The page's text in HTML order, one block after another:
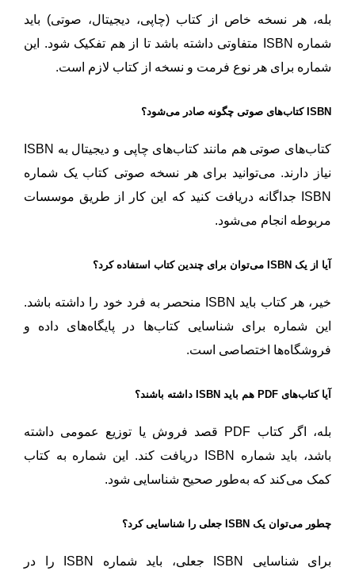
بله، هر نسخه خاص از کتاب (چاپی، دیجیتال، صوتی) باید
شماره ISBN متفاوتی داشته باشد تا از هم تفکیک شود. این
شماره برای هر نوع فرمت و نسخه از کتاب لازم است.
ISBN کتاب‌های صوتی چگونه صادر می‌شود؟
کتاب‌های صوتی هم مانند کتاب‌های چاپی و دیجیتال به ISBN
نیاز دارند. می‌توانید برای هر نسخه صوتی کتاب یک شماره
ISBN جداگانه دریافت کنید که این کار از طریق موسسات
مربوطه انجام می‌شود.
آیا از یک ISBN می‌توان برای چندین کتاب استفاده کرد؟
خیر، هر کتاب باید ISBN منحصر به فرد خود را داشته باشد.
این شماره برای شناسایی کتاب‌ها در پایگاه‌های داده و
فروشگاه‌ها اختصاصی است.
آیا کتاب‌های PDF هم باید ISBN داشته باشند؟
بله، اگر کتاب PDF قصد فروش یا توزیع عمومی داشته
باشد، باید شماره ISBN دریافت کند. این شماره به کتاب
کمک می‌کند که به‌طور صحیح شناسایی شود.
چطور می‌توان یک ISBN جعلی را شناسایی کرد؟
برای شناسایی ISBN جعلی، باید شماره ISBN را در